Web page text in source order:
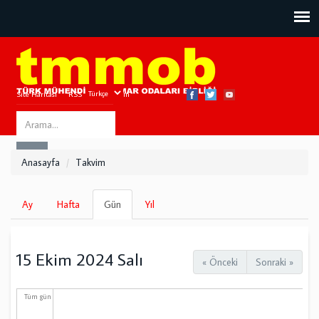
Site Haritası RSS Bize Ulaşın
Search
this
Anasayfa Takvim
Birincil
sekmeler
Ay Hafta Gün
sekme)
Yıl
« Önceki Sonraki »
15 Ekim 2024 Salı
Tüm gün